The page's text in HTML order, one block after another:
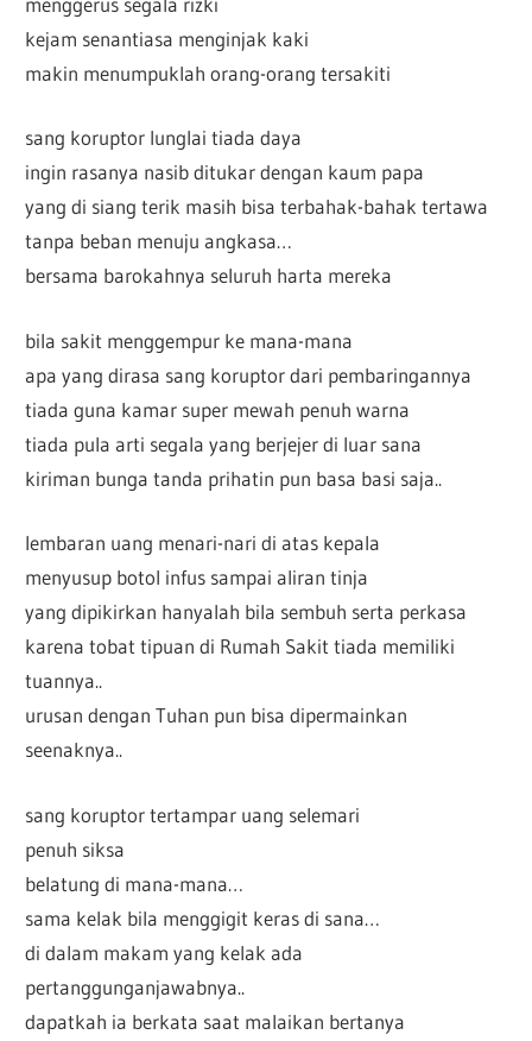
kejam senantiasa menginjak kaki
makin menumpuklah orang-orang tersakiti
sang koruptor lunglai tiada daya
ingin rasanya nasib ditukar dengan kaum papa
yang di siang terik masih bisa terbahak-bahak tertawa
tanpa beban menuju angkasa…
bersama barokahnya seluruh harta mereka
bila sakit menggempur ke mana-mana
apa yang dirasa sang koruptor dari pembaringannya
tiada guna kamar super mewah penuh warna
tiada pula arti segala yang berjejer di luar sana
kiriman bunga tanda prihatin pun basa basi saja..
lembaran uang menari-nari di atas kepala
menyusup botol infus sampai aliran tinja
yang dipikirkan hanyalah bila sembuh serta perkasa
karena tobat tipuan di Rumah Sakit tiada memiliki
tuannya..
urusan dengan Tuhan pun bisa dipermainkan
seenaknya..
sang koruptor tertampar uang selemari
penuh siksa
belatung di mana-mana…
sama kelak bila menggigit keras di sana…
di dalam makam yang kelak ada
pertanggunganjawabnya..
dapatkah ia berkata saat malaikan bertanya